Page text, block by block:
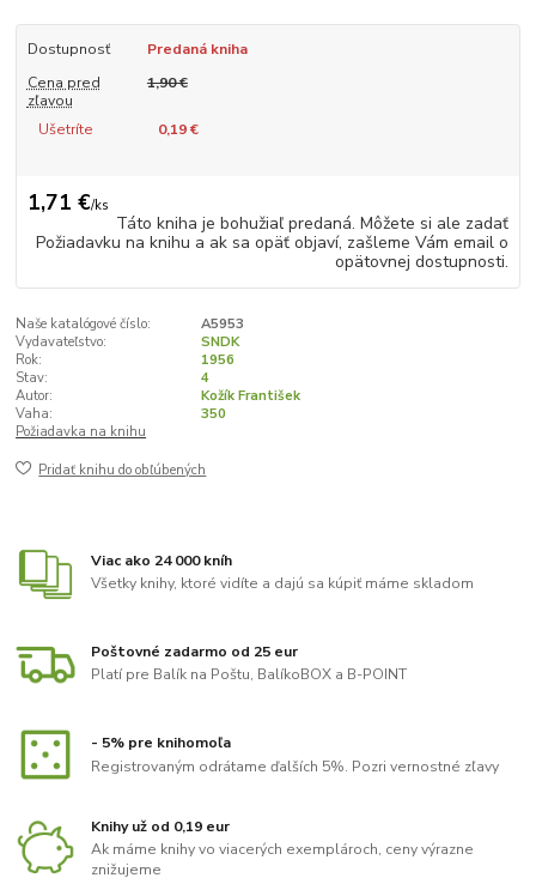
Dostupnosť
Predaná kniha
Cena pred
zľavou
1,90 €
Ušetríte 0,19 €
1,71 €/ks
Táto kniha je bohužiaľ predaná. Môžete si ale zadať
Požiadavku na knihu a ak sa opäť objaví, zašleme Vám email o
opätovnej dostupnosti.
Naše katalógové číslo:
A5953
Vydavateľstvo:
SNDK
Rok:
1956
Stav:
4
Autor:
Kožík František
Vaha:
350
Požiadavka na knihu
Pridať knihu do obľúbených
Viac ako 24 000 kníh
Všetky knihy, ktoré vidíte a dajú sa kúpiť máme skladom
Poštovné zadarmo od 25 eur
Platí pre Balík na Poštu, BalíkoBOX a B-POINT
- 5% pre knihomoľa
Registrovaným odrátame ďalších 5%. Pozri vernostné zľavy
Knihy už od 0,19 eur
Ak máme knihy vo viacerých exemplároch, ceny výrazne
znižujeme